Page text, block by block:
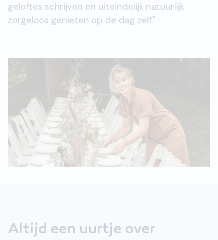
geloftes schrijven en uiteindelijk natuurlijk
zorgeloos genieten op de dag zelf."
Altijd een uurtje over